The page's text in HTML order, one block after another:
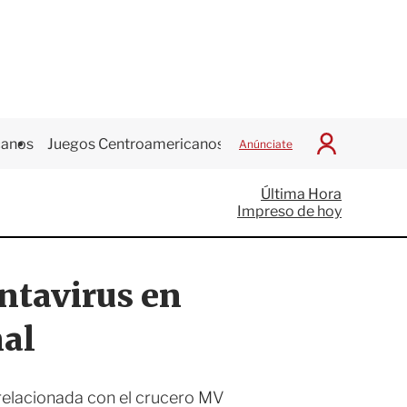
Juegos Centroamericanos Anúnciate
I
c
i
a
Última Hora
Impreso de hoy
en
con el crucero MV